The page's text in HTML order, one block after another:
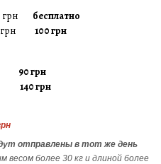
бесплатно
100 грн
90 грн
140 грн
отправлены в тот же день
более 30 кг и длиной более